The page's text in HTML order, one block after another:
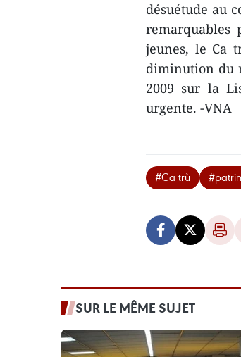
désuétude au
remarquables
jeunes, le Ca
diminution du
2009 sur la
urgente. -VNA
#Ca trù
SUR LE MÊME SUJET